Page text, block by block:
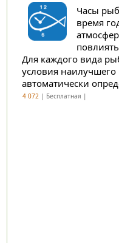
Часы
время
Для каждого вида
условия
автоматически
4 072| Бесплатная |